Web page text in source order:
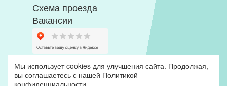
Схема проезда
Вакансии
Мы использует cookies для улучшения сайта. Продолжая,
вы соглашаетесь с нашей Политикой
конфиденциальности